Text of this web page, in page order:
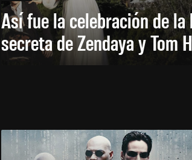
Así fue la celebración de la
secreta de Zendaya y Tom